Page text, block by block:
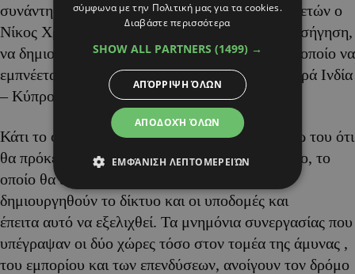
συνάντηση που προηγήθηκε μεταξύ των δύο ηγετών ο
Νίκος Χριστοδουλίδης έβαλε στο τραπέζι την εισήγηση,
να δημιουργηθεί ένας μηχανισμός – σχήμα, το οποίο να
εμπνέεται από την ιδέα του IMEC, αλλά να αφορά Ινδία
– Κύπρος – Ελλάδα – Ιταλία.
Κάτι το οποίο φαίνεται να αναζητά η Ινδία λόγω του ότι
θα πρόκειται για ένα πιο μικρό και ευέλικτο έργο, το
οποίο θα αρχίσει με συνέργειες, ώστε να
δημιουργηθούν το δίκτυο και οι υποδομές και
έπειτα αυτό να εξελιχθεί. Τα μνημόνια συνεργασίας που
υπέγραψαν οι δύο χώρες τόσο στον τομέα της άμυνας ,
του εμπορίου και των επενδύσεων, ανοίγουν τον δρόμο
σύμφωνα με την Πολιτική μας για τα cookies.
Διαβάστε περισσότερα
SHOW ALL PARTNERS (1499) →
ΑΠΟΔΟΧΉ ΌΛΩΝ
ΑΠΌΡΡΙΨΗ ΌΛΩΝ
ΕΜΦΆΝΙΣΗ ΛΕΠΤΟΜΕΡΕΙΏΝ